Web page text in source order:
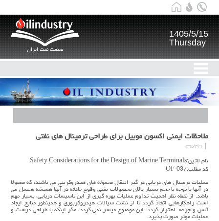
صنعت نفت ایران
1405/5/15
Thursday
ملاحظات ایمنی اکسون موبیل برای طراحی ترمینال های نفتی
۱۳۹۵/۴/۳۱
نام لاتین:Safety Considerations for the Design of Marine Terminals
کد مطلب:OF-037
عملیات ترمینال های دریایی در گیر انتقال محموله های هیدروکربنی می باشند، که معمولا
در آنها با توجه با حجم بسیار بالای محصولات نفتی وقوع حادثه در آنها همیشه محتمل می
باشد. از نقطه نظر اهمیت تداوم عملیات بهره گیری از این تاسیسات دریایی، بسیار مهم
است راهکارهایی اتخاذ گردد تا از نشت سیالات هیدروکربوری و همینطور منابع ایجاد
آتش و جرقه اهتراز گردد. این موضوع میسر نمی گردد، مگر اینکه با طراحی درست و
عملیات موثر صورت پذیرد.